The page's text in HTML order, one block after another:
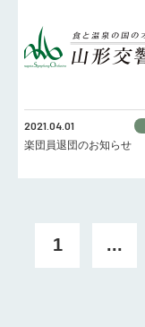
2021.04.01
楽団員退団のお知らせ
1 ...